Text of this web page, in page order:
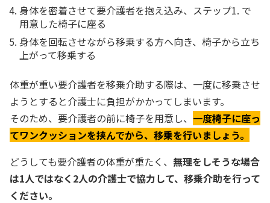
身体を密着させて要介護者を抱え込み、ステップ1. で
用意した椅子に座る
身体を回転させながら移乗する方へ向き、椅子から立ち
上がって移乗する
体重が重い要介護者を移乗介助する際は、一度に移乗させ
ようとすると介護士に負担がかかってしまいます。
そのため、要介護者の前に椅子を用意し、 一度椅子に座っ
てワンクッションを挟んでから、移乗を行いましょう。
どうしても要介護者の体重が重たく、 無理をしそうな場合
は1人ではなく2人の介護士で協力して、移乗介助を行って
ください。